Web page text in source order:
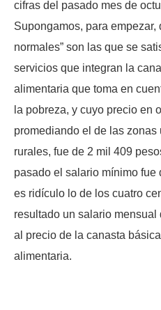
cifras del pasado mes de
Supongamos, para empezar,
normales” son las que se
servicios que integran la
alimentaria que toma en
la pobreza, y cuyo precio en
promediando el de las
rurales, fue de 2 mil 409
pasado el salario mínimo
es ridículo lo de los cuatro
resultado un salario
al precio de la canasta
alimentaria.